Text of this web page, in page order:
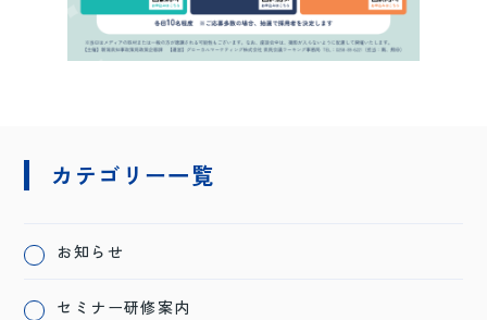
カテゴリー一覧
お知らせ
セミナー研修案内